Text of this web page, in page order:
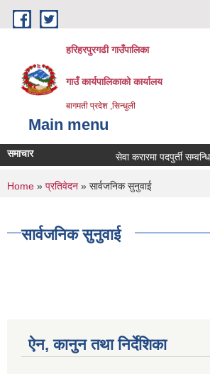
Skip to main content
हरिहरपुरगढी गाउँपालिका
गाउँ कार्यपालिकाको कार्यालय
बागमती प्रदेश ,सिन्धुली
Main menu
समाचार सेवा करारमा पदपुर्ती सम्वन्धि
You are here
Home » प्रतिवेदन » सार्वजनिक सुनुवाई
सार्वजनिक सुनुवाई
ऐन, कानुन तथा निर्देशिका